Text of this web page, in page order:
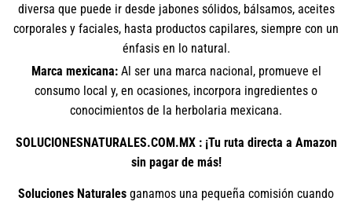
diversa que puede ir desde jabones sólidos, bálsamos, aceites
corporales y faciales, hasta productos capilares, siempre con un
énfasis en lo natural.
Marca mexicana:Al ser una marca nacional, promueve el
consumo local y, en ocasiones, incorpora ingredientes o
conocimientos de la herbolaria mexicana.
SOLUCIONESNATURALES.COM.MX : ¡Tu ruta directa a Amazon
sin pagar de más!
Soluciones Naturales ganamos una pequeña comisión cuando